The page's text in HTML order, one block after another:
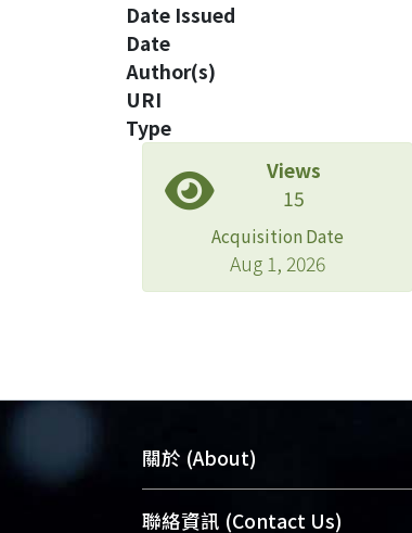
Date Issued
Date
Author(s)
URI
Type
Views
15
Acquisition Date
Aug 1, 2026
關於 (About)
臺大位居世界頂尖大學之列，為
聯絡資訊 (Contact Us)